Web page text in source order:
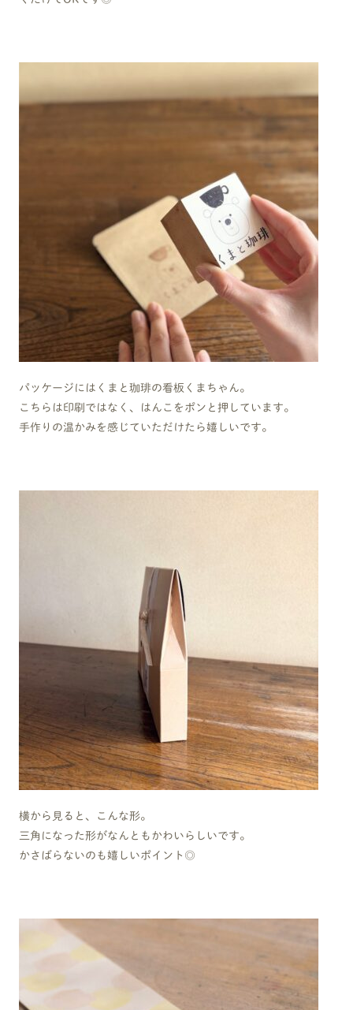
パッケージにはくまと珈琲の看板くまちゃん。
こちらは印刷ではなく、はんこをポンと押しています。
手作りの温かみを感じていただけたら嬉しいです。
横から見ると、こんな形。
三角になった形がなんともかわいらしいです。
かさばらないのも嬉しいポイント◎